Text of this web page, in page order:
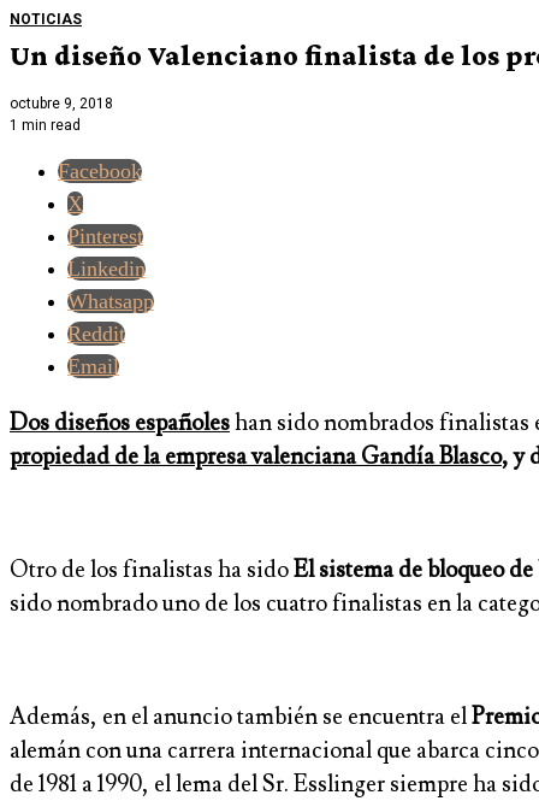
NOTICIAS
Un diseño Valenciano finalista de los
octubre 9, 2018
1 min read
Facebook
X
Pinterest
Linkedin
Whatsapp
Reddit
Email
Dos diseños españoleshan sido nombrados finalistas
propiedad de la empresa valenciana Gandía Blasco, y
Otro de los finalistas ha sidoEl sistema de bloqueo
sido nombrado uno de los cuatro finalistas en la
Además, en el anuncio también se encuentra el
alemán con una carrera internacional que abarca
de 1981 a 1990, el lema del Sr. Esslinger siempre ha